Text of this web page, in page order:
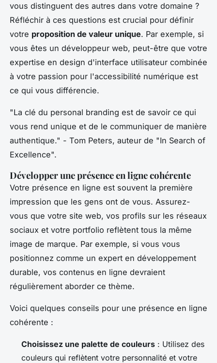
vous distinguent des autres dans votre domaine ?
Réfléchir à ces questions est crucial pour définir
votre proposition de valeur unique. Par exemple, si
vous êtes un développeur web, peut-être que votre
expertise en design d'interface utilisateur combinée
à votre passion pour l'accessibilité numérique est
ce qui vous différencie.
"La clé du personal branding est de savoir ce qui
vous rend unique et de le communiquer de manière
authentique." - Tom Peters, auteur de "In Search of
Excellence".
Développer une présence en ligne cohérente
Votre présence en ligne est souvent la première
impression que les gens ont de vous. Assurez-
vous que votre site web, vos profils sur les réseaux
sociaux et votre portfolio reflètent tous la même
image de marque. Par exemple, si vous vous
positionnez comme un expert en développement
durable, vos contenus en ligne devraient
régulièrement aborder ce thème.
Voici quelques conseils pour une présence en ligne
cohérente :
Choisissez une palette de couleurs : Utilisez des
couleurs qui reflètent votre personnalité et votre